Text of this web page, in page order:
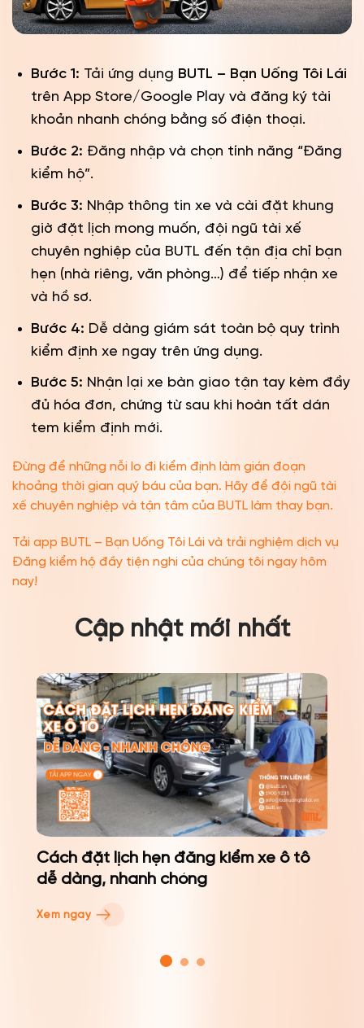
Bước 1: Tải ứng dụng BUTL – Bạn Uống Tôi Lái
trên App Store/Google Play và đăng ký tài
khoản nhanh chóng bằng số điện thoại.
Bước 2: Đăng nhập và chọn tính năng “Đăng
kiểm hộ”.
Bước 3: Nhập thông tin xe và cài đặt khung
giờ đặt lịch mong muốn, đội ngũ tài xế
chuyên nghiệp của BUTL đến tận địa chỉ bạn
hẹn (nhà riêng, văn phòng…) để tiếp nhận xe
và hồ sơ.
Bước 4: Dễ dàng giám sát toàn bộ quy trình
kiểm định xe ngay trên ứng dụng.
Bước 5: Nhận lại xe bàn giao tận tay kèm đầy
đủ hóa đơn, chứng từ sau khi hoàn tất dán
tem kiểm định mới.
Đừng để những nỗi lo đi kiểm định làm gián đoạn
khoảng thời gian quý báu của bạn. Hãy để đội ngũ tài
xế chuyên nghiệp và tận tâm của BUTL làm thay bạn.
Tải app BUTL – Bạn Uống Tôi Lái và trải nghiệm dịch vụ
Đăng kiểm hộ đầy tiện nghi của chúng tôi ngay hôm
nay!
Cập nhật mới nhất
Cách đặt lịch hẹn đăng kiểm xe ô tô
dễ dàng, nhanh chóng
Xem ngay